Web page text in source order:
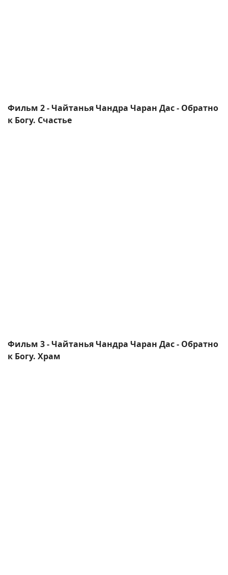
Фильм 2 - Чайтанья Чандра Чаран Дас - Обратно
к Богу. Счастье
Фильм 3 - Чайтанья Чандра Чаран Дас - Обратно
к Богу. Храм